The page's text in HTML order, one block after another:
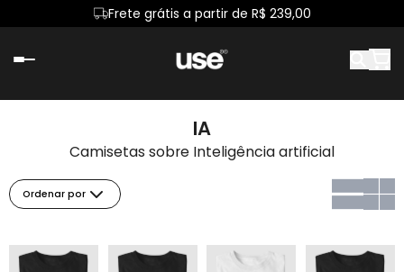
Frete grátis a partir de R$ 239,00
IA
Camisetas sobre Inteligência artificial
Ordenar por